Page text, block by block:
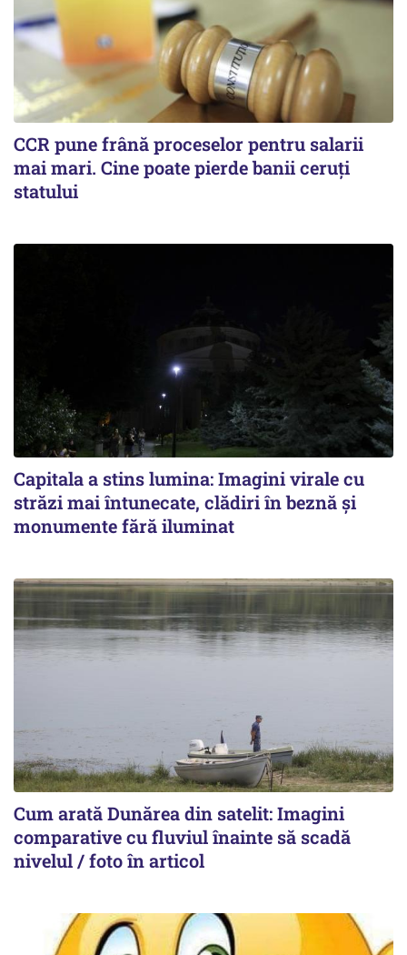
CCR pune frână proceselor pentru salarii
mai mari. Cine poate pierde banii ceruți
statului
Capitala a stins lumina: Imagini virale cu
străzi mai întunecate, clădiri în beznă și
monumente fără iluminat
Cum arată Dunărea din satelit: Imagini
comparative cu fluviul înainte să scadă
nivelul / foto în articol